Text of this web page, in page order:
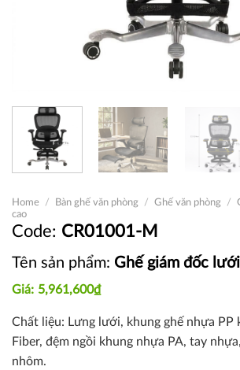
Home / Bàn ghế văn phòng / Ghế văn phòng /
cao
CR01001-M
Tên sản phẩm: Ghế giám đốc
5,961,600₫
Chất liệu: Lưng lưới, khung ghế nhựa PP
Fiber, đệm ngồi khung nhựa PA, tay
nhôm.